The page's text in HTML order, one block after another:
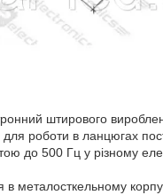
штирового
роботи в ланцюгах
до 500 Гц у різному
в металосткельному